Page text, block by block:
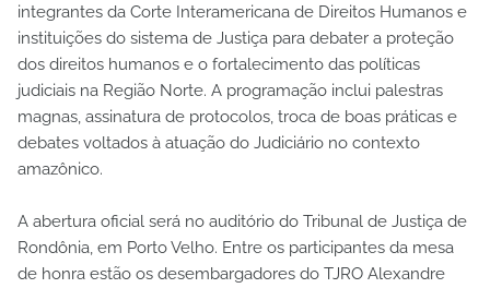
integrantes da Corte Interamericana de Direitos Humanos e
instituições do sistema de Justiça para debater a proteção
dos direitos humanos e o fortalecimento das políticas
judiciais na Região Norte. A programação inclui palestras
magnas, assinatura de protocolos, troca de boas práticas e
debates voltados à atuação do Judiciário no contexto
amazônico.
A abertura oficial será no auditório do Tribunal de Justiça de
Rondônia, em Porto Velho. Entre os participantes da mesa
de honra estão os desembargadores do TJRO Alexandre